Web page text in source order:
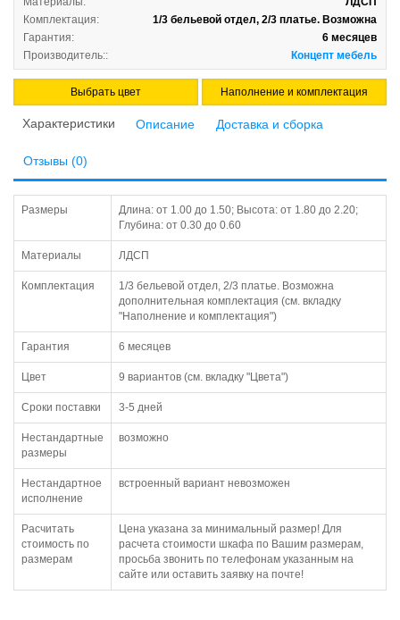
Комплектация:
1/3 бельевой отдел, 2/3 платье. Возможна
Гарантия:
6 месяцев
Производитель::
Концепт мебель
Выбрать цвет Наполнение и комплектация
Характеристики Описание Доставка и сборка
Отзывы (0)
Размеры
Длина: от 1.00 до 1.50; Высота: от 1.80 до 2.20;
Глубина: от 0.30 до 0.60
Материалы ЛДСП
Комплектация
1/3 бельевой отдел, 2/3 платье. Возможна
дополнительная комплектация (см. вкладку
"Наполнение и комплектация")
Гарантия 6 месяцев
Цвет 9 вариантов (см. вкладку "Цвета")
Сроки поставки 3-5 дней
Нестандартные
размеры
возможно
Нестандартное
исполнение
встроенный вариант невозможен
Расчитать
стоимость по
размерам
Цена указана за минимальный размер! Для
расчета стоимости шкафа по Вашим размерам,
просьба звонить по телефонам указанным на
сайте или оставить заявку на почте!